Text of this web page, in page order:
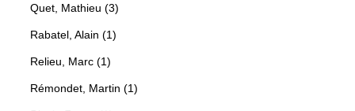
Quet, Mathieu (3)
Rabatel, Alain (1)
Relieu, Marc (1)
Rémondet, Martin (1)